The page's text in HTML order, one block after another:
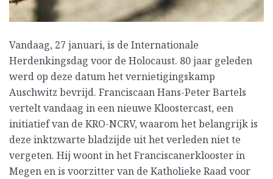
Vandaag, 27 januari, is de Internationale
Herdenkingsdag voor de Holocaust. 80 jaar geleden
werd op deze datum het vernietigingskamp
Auschwitz bevrijd. Franciscaan Hans-Peter Bartels
vertelt vandaag in een nieuwe Kloostercast, een
initiatief van de KRO-NCRV, waarom het belangrijk is
deze inktzwarte bladzijde uit het verleden niet te
vergeten. Hij woont in het Franciscanerklooster in
Megen en is voorzitter van de Katholieke Raad voor